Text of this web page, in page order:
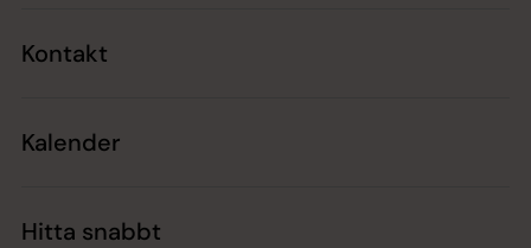
Kontakt
Kalender
Hitta snabbt